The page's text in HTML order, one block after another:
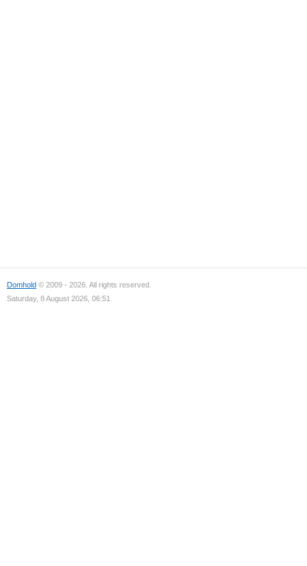
Domhold © 2009 - 2026. All rights reserved.
Saturday, 8 August 2026, 06:51